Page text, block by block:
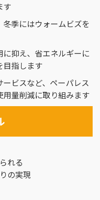
す
季にはウォームビズを
抑え、省エネルギーに
目指します
ビスなど、ペーパレス
量削減に取り組みます
れる
の実現